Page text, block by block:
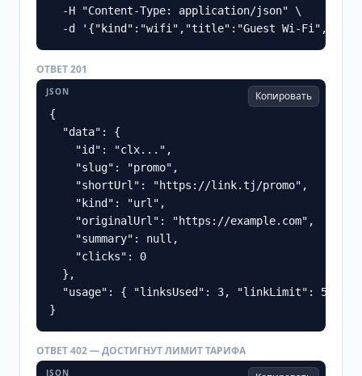
  -H "Content-Type: application/json" \
-d '{"kind":"wifi","title":"Guest Wi-
ОТВЕТ 201
JSON Копировать
{
  "data": {
    "id": "clx...",
    "slug": "promo",
    "shortUrl": "https://link.tj/promo",
    "kind": "url",
    "originalUrl": "https://example.com",
    "summary": null,
    "clicks": 0
  },
"usage": { "linksUsed": 3, "linkLimit": 5,
}
ОТВЕТ 402 — ДОСТИГНУТ ЛИМИТ ТАРИФА
JSON